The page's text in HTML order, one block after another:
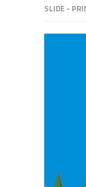
SLIDE -